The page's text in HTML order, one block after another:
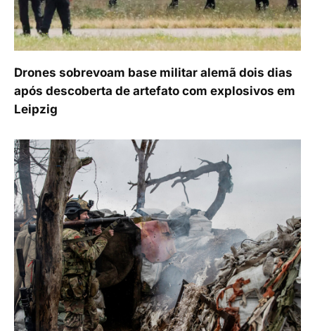
Drones sobrevoam base militar alemã dois dias
após descoberta de artefato com explosivos em
Leipzig